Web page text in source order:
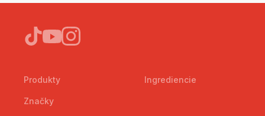
Produkty
Značky
Ingrediencie